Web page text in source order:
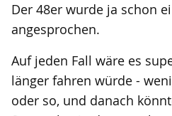
Der 48er wurde ja schon
angesprochen.
Auf jeden Fall wäre es
länger fahren würde -
oder so, und danach